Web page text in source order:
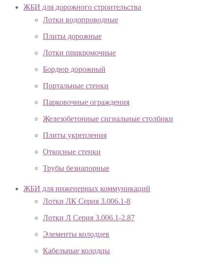
ЖБИ для дорожного строительства
Лотки водопроводные
Плиты дорожные
Лотки прикромочные
Бордюр дорожный
Портальные стенки
Парковочные ограждения
Железобетонные сигнальные столбики
Плиты укрепления
Откосные стенки
Трубы безнапорные
ЖБИ для инженерных коммуникаций
Лотки ЛК Серия 3.006.1-8
Лотки Л Серия 3.006.1-2.87
Элементы колодцев
Кабельные колодцы